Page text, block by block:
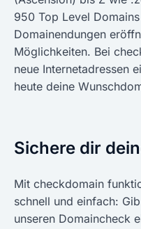
950 Top Level
Domainendungen
Möglichkeiten. Bei
neue Internetadressen
heute deine
Sichere dir
Mit checkdomain
schnell und einfach:
unseren Domaincheck